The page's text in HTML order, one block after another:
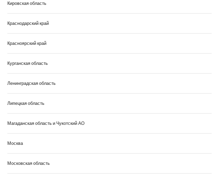
Кировская область
Краснодарский край
Красноярский край
Курганская область
Ленинградская область
Липецкая область
Магаданская область и Чукотский АО
Москва
Московская область